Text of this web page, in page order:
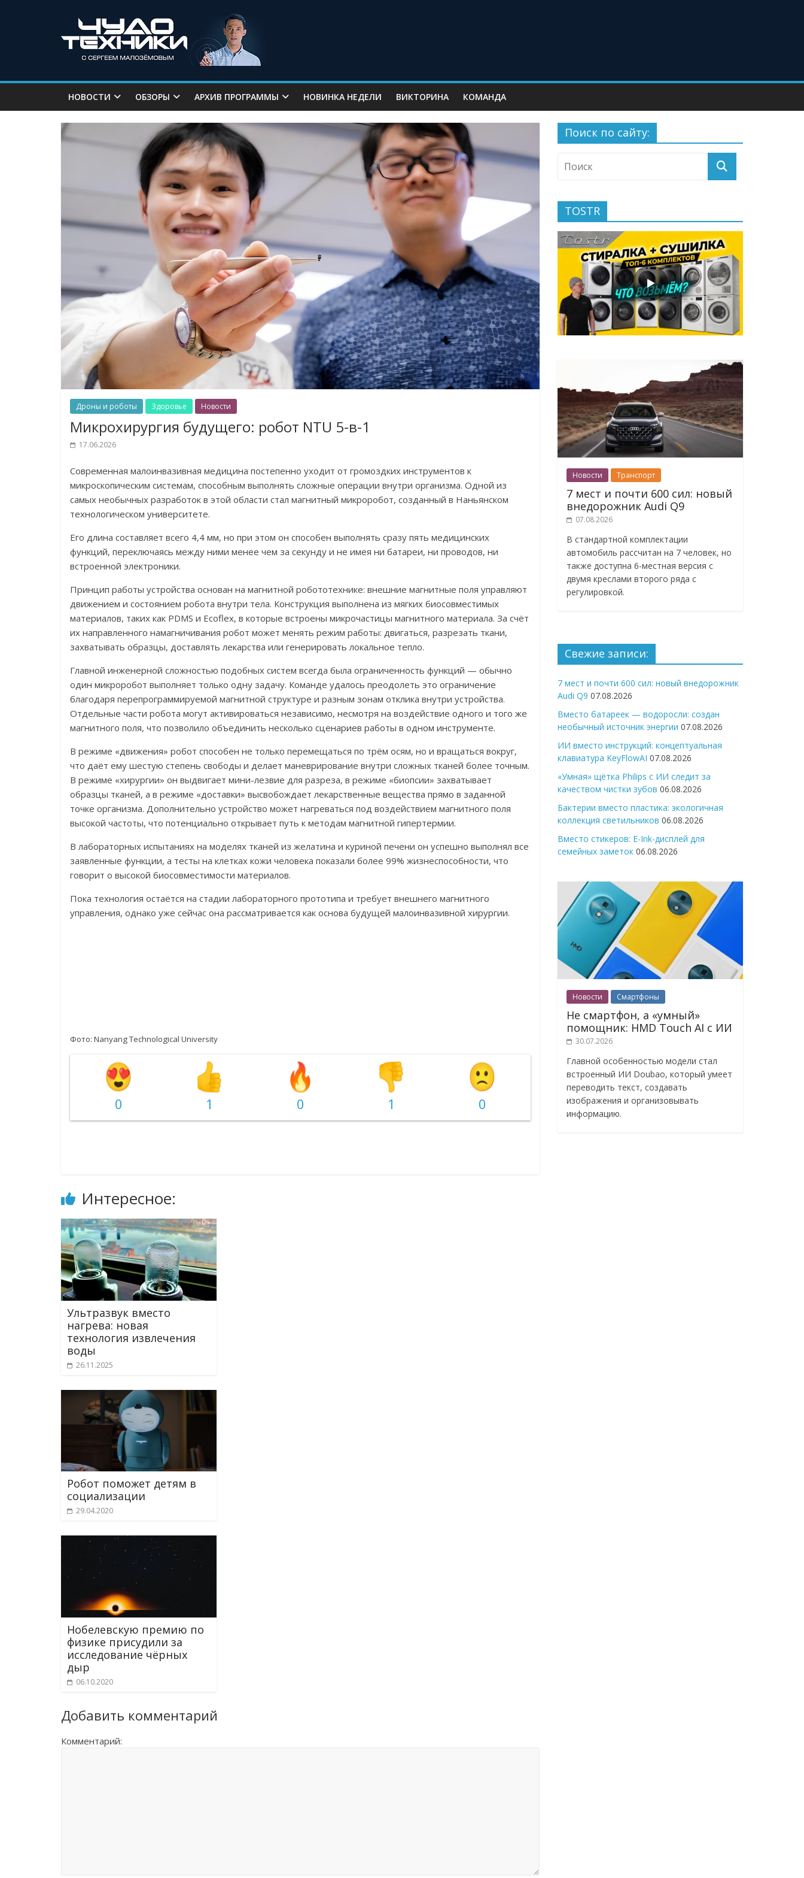
НОВОСТИ ОБЗОРЫ АРХИВ ПРОГРАММЫ НОВИНКА НЕДЕЛИ ВИКТОРИНА КОМАНДА
Дроны и роботы Здоровье Новости
Микрохирургия будущего: робот NTU 5-в-1
17.06.2026
Современная малоинвазивная медицина постепенно уходит от громоздких инструментов к
микроскопическим системам, способным выполнять сложные операции внутри организма. Одной из
самых необычных разработок в этой области стал магнитный микроробот, созданный в Наньянском
технологическом университете.
Его длина составляет всего 4,4 мм, но при этом он способен выполнять сразу пять медицинских
функций, переключаясь между ними менее чем за секунду и не имея ни батареи, ни проводов, ни
встроенной электроники.
Принцип работы устройства основан на магнитной робототехнике: внешние магнитные поля управляют
движением и состоянием робота внутри тела. Конструкция выполнена из мягких биосовместимых
материалов, таких как PDMS и Ecoflex, в которые встроены микрочастицы магнитного материала. За счёт
их направленного намагничивания робот может менять режим работы: двигаться, разрезать ткани,
захватывать образцы, доставлять лекарства или генерировать локальное тепло.
Главной инженерной сложностью подобных систем всегда была ограниченность функций — обычно
один микроробот выполняет только одну задачу. Команде удалось преодолеть это ограничение
благодаря перепрограммируемой магнитной структуре и разным зонам отклика внутри устройства.
Отдельные части робота могут активироваться независимо, несмотря на воздействие одного и того же
магнитного поля, что позволило объединить несколько сценариев работы в одном инструменте.
В режиме «движения» робот способен не только перемещаться по трём осям, но и вращаться вокруг,
что даёт ему шестую степень свободы и делает маневрирование внутри сложных тканей более точным.
В режиме «хирургии» он выдвигает мини-лезвие для разреза, в режиме «биопсии» захватывает
образцы тканей, а в режиме «доставки» высвобождает лекарственные вещества прямо в заданной
точке организма. Дополнительно устройство может нагреваться под воздействием магнитного поля
высокой частоты, что потенциально открывает путь к методам магнитной гипертермии.
В лабораторных испытаниях на моделях тканей из желатина и куриной печени он успешно выполнял все
заявленные функции, а тесты на клетках кожи человека показали более 99% жизнеспособности, что
говорит о высокой биосовместимости материалов.
Пока технология остаётся на стадии лабораторного прототипа и требует внешнего магнитного
управления, однако уже сейчас она рассматривается как основа будущей малоинвазивной хирургии.
Фото: Nanyang Technological University
0 1 0 1 0
Интересное:
Ультразвук вместо
нагрева: новая
технология извлечения
воды
26.11.2025
Робот поможет детям в
социализации
29.04.2020
Нобелевскую премию по
физике присудили за
исследование чёрных
дыр
06.10.2020
Добавить комментарий
Комментарий:
Поиск по сайту:
TOSTR
Новости Транспорт
7 мест и почти 600 сил: новый
внедорожник Audi Q9
07.08.2026
В стандартной комплектации
автомобиль рассчитан на 7 человек, но
также доступна 6-местная версия с
двумя креслами второго ряда с
регулировкой.
Свежие записи:
7 мест и почти 600 сил: новый внедорожник
Audi Q9 07.08.2026
Вместо батареек — водоросли: создан
необычный источник энергии 07.08.2026
ИИ вместо инструкций: концептуальная
клавиатура KeyFlowAI 07.08.2026
«Умная» щётка Philips с ИИ следит за
качеством чистки зубов 06.08.2026
Бактерии вместо пластика: экологичная
коллекция светильников 06.08.2026
Вместо стикеров: E-Ink-дисплей для
семейных заметок 06.08.2026
Новости Смартфоны
Не смартфон, а «умный»
помощник: HMD Touch AI с ИИ
30.07.2026
Главной особенностью модели стал
встроенный ИИ Doubao, который умеет
переводить текст, создавать
изображения и организовывать
информацию.